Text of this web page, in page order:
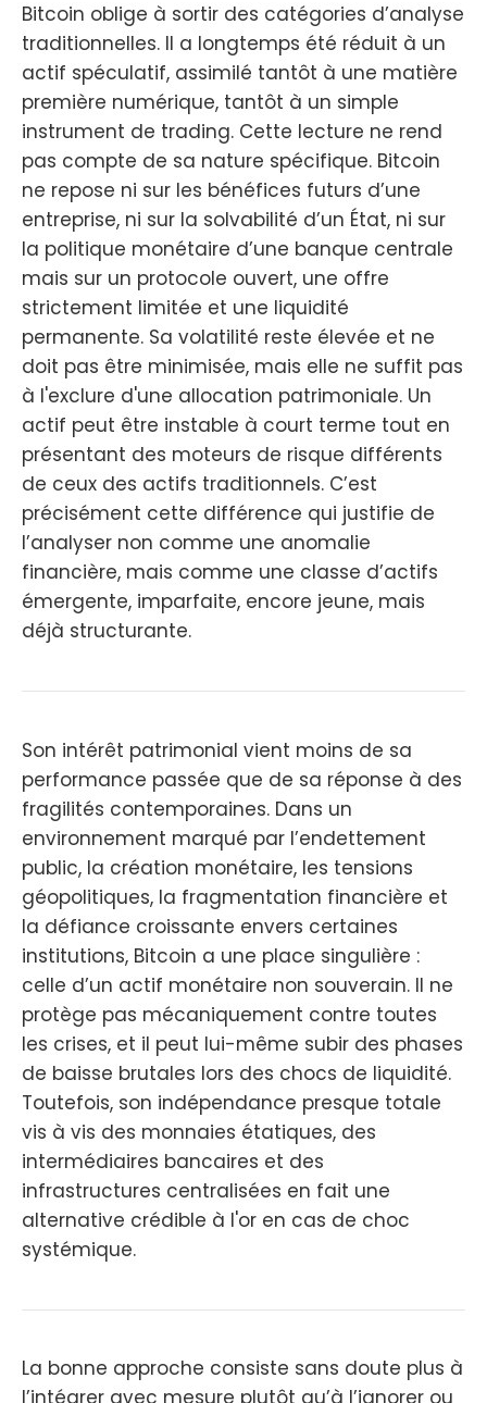
Bitcoin oblige à sortir des catégories d’analyse
traditionnelles. Il a longtemps été réduit à un
actif spéculatif, assimilé tantôt à une matière
première numérique, tantôt à un simple
instrument de trading. Cette lecture ne rend
pas compte de sa nature spécifique. Bitcoin
ne repose ni sur les bénéfices futurs d’une
entreprise, ni sur la solvabilité d’un État, ni sur
la politique monétaire d’une banque centrale
mais sur un protocole ouvert, une offre
strictement limitée et une liquidité
permanente. Sa volatilité reste élevée et ne
doit pas être minimisée, mais elle ne suffit pas
à l'exclure d'une allocation patrimoniale. Un
actif peut être instable à court terme tout en
présentant des moteurs de risque différents
de ceux des actifs traditionnels. C’est
précisément cette différence qui justifie de
l’analyser non comme une anomalie
financière, mais comme une classe d’actifs
émergente, imparfaite, encore jeune, mais
déjà structurante.
Son intérêt patrimonial vient moins de sa
performance passée que de sa réponse à des
fragilités contemporaines. Dans un
environnement marqué par l’endettement
public, la création monétaire, les tensions
géopolitiques, la fragmentation financière et
la défiance croissante envers certaines
institutions, Bitcoin a une place singulière :
celle d’un actif monétaire non souverain. Il ne
protège pas mécaniquement contre toutes
les crises, et il peut lui-même subir des phases
de baisse brutales lors des chocs de liquidité.
Toutefois, son indépendance presque totale
vis à vis des monnaies étatiques, des
intermédiaires bancaires et des
infrastructures centralisées en fait une
alternative crédible à l'or en cas de choc
systémique.
La bonne approche consiste sans doute plus à